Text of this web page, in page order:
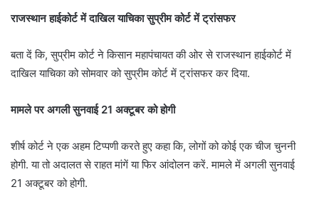
राजस्थान हाईकोर्ट में दाखिल याचिका सुप्रीम कोर्ट में ट्रांसफर
बता दें कि, सुप्रीम कोर्ट ने किसान महापंचायत की ओर से राजस्थान हाईकोर्ट में
दाखिल याचिका को सोमवार को सुप्रीम कोर्ट में ट्रांसफर कर दिया.
मामले पर अगली सुनवाई 21 अक्टूबर को होगी
शीर्ष कोर्ट ने एक अहम टिप्पणी करते हुए कहा कि, लोगों को कोई एक चीज चुननी
होगी. या तो अदालत से राहत मांगें या फिर आंदोलन करें. मामले में अगली सुनवाई
21 अक्टूबर को होगी.